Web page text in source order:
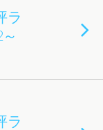
ラ
ラ